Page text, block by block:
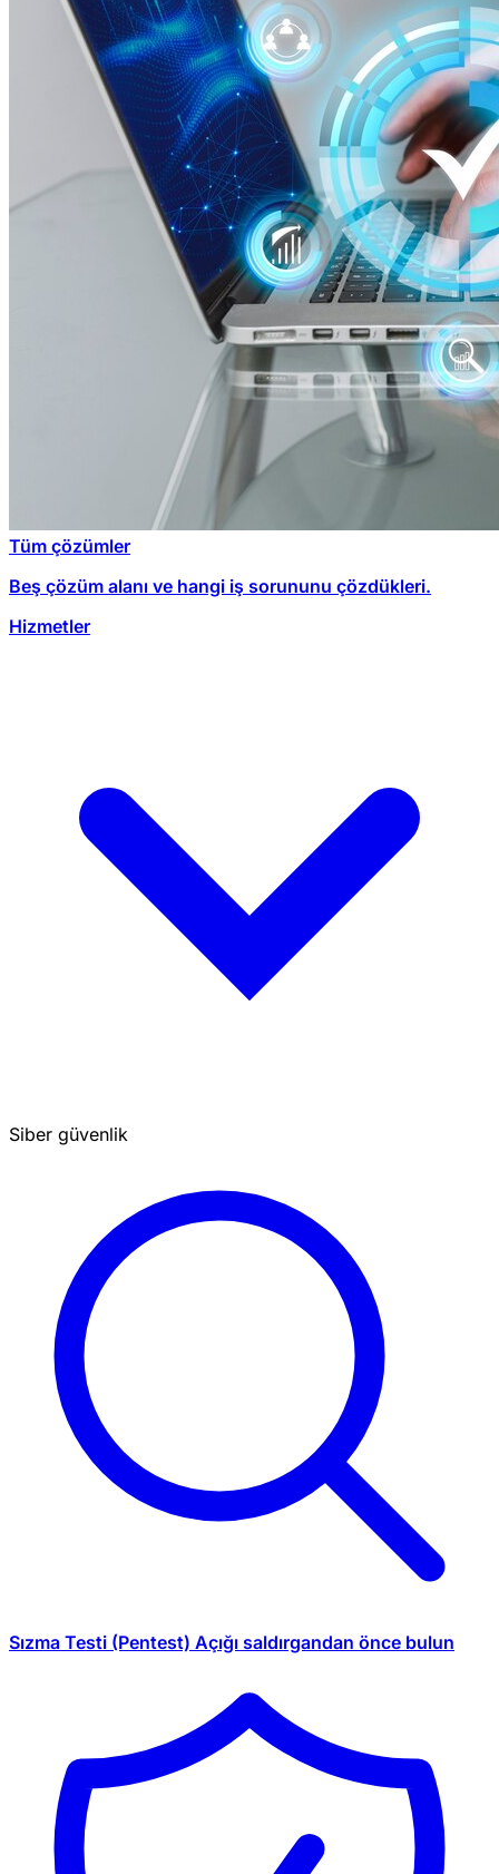
Tüm çözümler
Beş çözüm alanı ve hangi iş sorununu çözdükleri.
Hizmetler
Siber güvenlik
Sızma Testi (Pentest) Açığı saldırgandan önce bulun